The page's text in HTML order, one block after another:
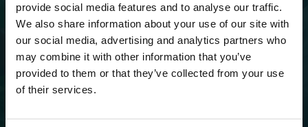
provide social media features and to analyse our traffic.
We also share information about your use of our site with
our social media, advertising and analytics partners who
may combine it with other information that you’ve
provided to them or that they’ve collected from your use
of their services.
Nous recherchons en permanence
des talents dans toutes les disciplines
et nous pourrions donc être intéressés
par vos services. Nous aimerions
recevoir votre candidature.